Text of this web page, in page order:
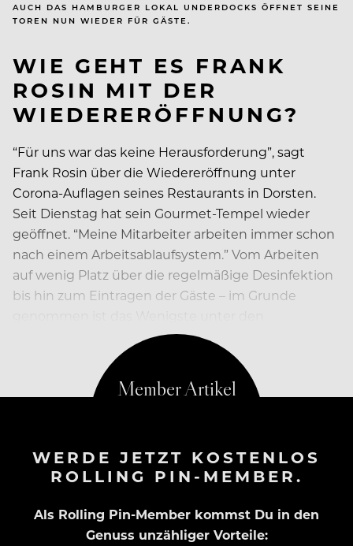
AUCH DAS HAMBURGER LOKAL UNDERDOCKS ÖFFNET SEINE
TOREN NUN WIEDER FÜR GÄSTE.
WIE GEHT ES FRANK
ROSIN MIT DER
WIEDERERÖFFNUNG?
“Für uns war das keine Herausforderung”, sagt
Frank Rosin über die Wiedereröffnung unter
Corona-Auflagen seines Restaurants in Dorsten.
Seit Dienstag hat sein Gourmet-Tempel wieder
geöffnet. “Meine Mitarbeiter arbeiten immer schon
nach einem Arbeitsablaufsystem.” Vom Arbeiten
auf wenig Platz über die regelmäßige Desinfektion
bis hin zum Eintragen der Gäste – im Grunde
geforderten Sicherheitsmaßnahmen wirklich neu.
WERDE JETZT KOSTENLOS
ROLLING PIN-MEMBER.
Als Rolling Pin-Member kommst Du in den
Genuss unzähliger Vorteile: